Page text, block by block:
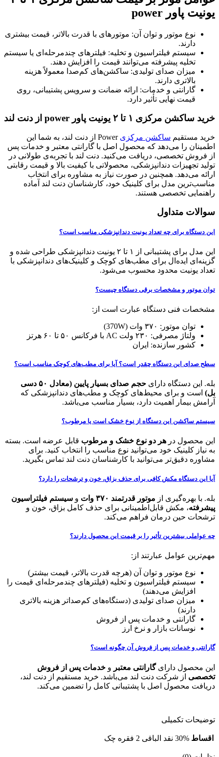
یونیت پاور power
نوع موتور و توان آن: موتورهای با قدرت بالاتر، قیمت بیشتری
دارند.
سیستم فیلتراسیون و تخلیه: فیلترهای چندمرحله‌ای یا سیستم
تخلیه پیشرفته می‌توانند قیمت را افزایش دهند.
میزان صدای تولیدی: ساکشن‌های کم‌صدا معمولاً هزینه
بالاتری دارند.
گارانتی و خدمات: ارائه ضمانت و سرویس پشتیبانی، روی
قیمت نهایی تأثیر دارد.
خرید ساکشن مرکزی ۱ تا ۲ یونیت پاور power از دنت لند
خرید مستقیم ساکشن مرکزی
Power از دنت لند، به شما این
اطمینان را می‌دهد که محصول اصل با گارانتی معتبر و خدمات پس
از فروش تخصصی، دریافت می‌کنید. دنت لند با تجربه‌ی طولانی در
تولید تجهیزات دندانپزشکی، محصولاتی با کیفیت بالا و قیمت رقابتی
ارائه می‌دهد. همچنین در صورت نیاز به مشاوره برای انتخاب
مناسب‌ترین مدل برای کلینیک خود، کارشناسان دنت لند آماده
راهنمایی تخصصی هستند.
سوالات متداول
این دستگاه برای چه تعداد یونیت دندانپزشکی مناسب است؟
این مدل برای پشتیبانی از ۱ تا ۲ یونیت دندانپزشکی طراحی شده و
گزینه‌ای ایده‌ال برای مطب‌های کوچک و کلینیک‌های دندانپزشکی با
تعداد یونیت محدود محسوب می‌شود.
توان موتور و مشخصات برقی دستگاه چیست؟
مشخصات فنی دستگاه عبارت است از:
توان موتور: ۳۷۰ وات (370W)
ولتاژ مصرفی: ۲۳۰ ولت AC با فرکانس ۵۰ تا ۶۰ هرتز
کشور سازنده: ایران
سطح صدای این دستگاه چقدر است؟ آیا برای مطب‌های کوچک مناسب است؟
بله. این دستگاه دارای
حجم صدای بسیار پایین (معادل ۵۰ دسی
بل) است و برای محیط‌های کوچک و مطب‌های دندانپزشکی که
آرامش بیمار اهمیت دارد، بسیار مناسب می‌باشد.
سیستم ساکشن این دستگاه از نوع خشک است یا مرطوب؟
این محصول در هر دو نوع خشک و مرطوب قابل عرضه است. بسته
به نیاز کلینیک خود می‌توانید نوع مناسب را انتخاب کنید. برای
مشاوره دقیق‌تر می‌توانید با کارشناسان دنت لند تماس بگیرید.
آیا این دستگاه مکش کافی برای حذف بزاق، خون و ترشحات را دارد؟
بله. با بهره‌گیری از موتور قدرتمند ۳۷۰ وات و سیستم فیلتراسیون
پیشرفته، مکش قابل‌اطمینانی برای حذف کامل بزاق، خون و
ترشحات حین درمان فراهم می‌کند.
چه عواملی بیشترین تأثیر را بر قیمت این محصول دارند؟
مهم‌ترین عوامل عبارتند از:
نوع موتور و توان آن (هرچه قدرت بالاتر، قیمت بیشتر)
سیستم فیلتراسیون و تخلیه (فیلترهای چندمرحله‌ای قیمت را
افزایش می‌دهند)
میزان صدای تولیدی (دستگاه‌های کم‌صداتر هزینه بالاتری
دارند)
گارانتی و خدمات پس از فروش
نوسانات بازار و نرخ ارز
گارانتی و خدمات پس از فروش آن چگونه است؟
این محصول دارایگارانتی معتبر و خدمات پس از فروش
تخصصی از شرکت دنت لند می‌باشد. خرید مستقیم از دنت لند،
دریافت محصول اصل با پشتیبانی کامل را تضمین می‌کند.
توضیحات تکمیلی
اقساط 30% نقد الباقی 2 فقره چک